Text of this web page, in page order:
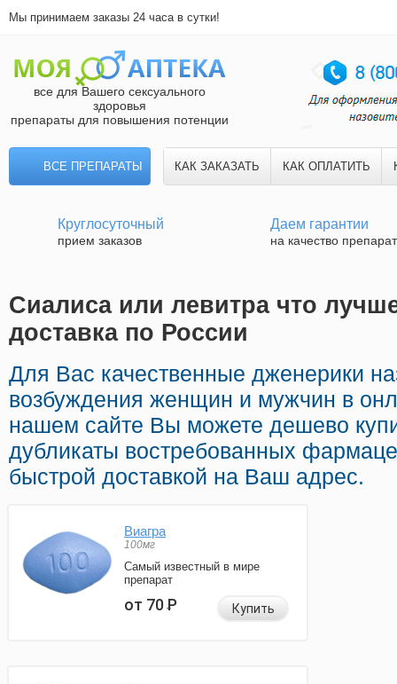
Мы принимаем заказы 24 часа в сутки!
все для Вашего сексуального
здоровья
препараты для повышения потенции
ВСЕ ПРЕПАРАТЫ КАК ЗАКАЗАТЬ КАК ОПЛАТИТЬ
Круглосуточный
прием заказов
Даем гарантии
на качество
Сиалиса или левитра что
доставка по России
Для Вас качественные дженерики
возбуждения женщин и мужчин в
нашем сайте Вы можете дешево
дубликаты востребованных
быстрой доставкой на Ваш адрес.
Виагра
100мг
Самый известный в мире
препарат
от 70Р Купить